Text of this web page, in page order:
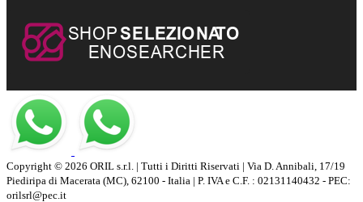
Copyright © 2026 ORIL s.r.l. | Tutti i Diritti Riservati | Via D. Annibali, 17/19
Piediripa di Macerata (MC), 62100 - Italia | P. IVA e C.F. : 02131140432 - PEC:
orilsrl@pec.it